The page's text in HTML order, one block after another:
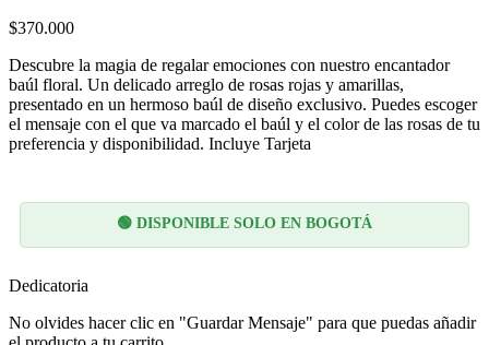
$370.000
Descubre la magia de regalar emociones con nuestro encantador
baúl floral. Un delicado arreglo de rosas rojas y amarillas,
presentado en un hermoso baúl de diseño exclusivo. Puedes escoger
el mensaje con el que va marcado el baúl y el color de las rosas de tu
preferencia y disponibilidad. Incluye Tarjeta
🟢 DISPONIBLE SOLO EN BOGOTÁ
Dedicatoria
No olvides hacer clic en "Guardar Mensaje" para que puedas añadir